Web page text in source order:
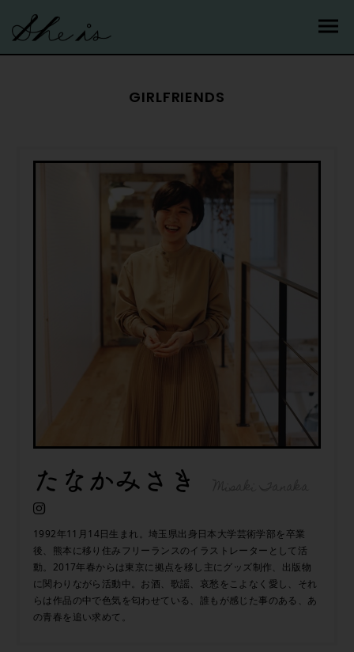
GIRLFRIENDS
たなかみさき
1992年11月14日生まれ。埼玉県出身日本大学芸術学部を卒業
後、熊本に移り住みフリーランスのイラストレーターとして活
動。2017年春からは東京に拠点を移し主にグッズ制作、出版物
に関わりながら活動中。お酒、歌謡、哀愁をこよなく愛し、それ
らは作品の中で色気を匂わせている、誰もが感じた事のある、あ
の青春を追い求めて。